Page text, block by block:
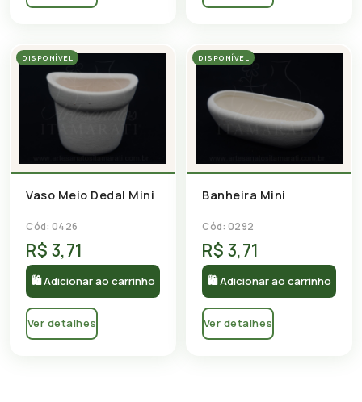
DISPONÍVEL
Vaso Meio Dedal Mini
Cód: 0426
R$ 3,71
🛍 Adicionar ao carrinho
Ver detalhes
DISPONÍVEL
Banheira Mini
Cód: 0292
R$ 3,71
🛍 Adicionar ao carrinho
Ver detalhes